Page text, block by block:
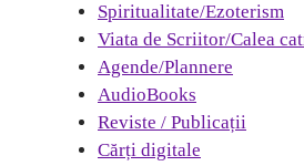
Spiritualitate/Ezoterism
Viata de Scriitor/Calea
Agende/Plannere
AudioBooks
Reviste / Publicații
Cărți digitale